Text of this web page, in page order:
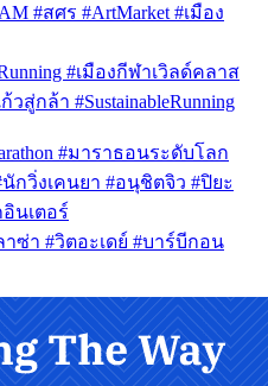
#สศร #ArtMarket #เมือง
#เมืองกีฬาเวิลด์คลาส
สู่กล้า #SustainableRunning
#มาราธอนระดับโลก
นักวิ่งเคนยา #อนุชิตจิว #ปิยะ
นเตอร์
าซ่า #วิตอะเดย์ #บาร์บีกอน